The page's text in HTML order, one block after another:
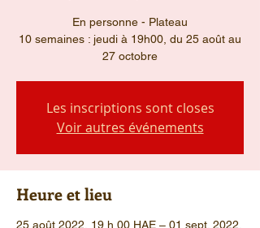
En personne - Plateau
10 semaines : jeudi à 19h00, du 25 août au
27 octobre
Les inscriptions sont closes
Voir autres événements
Heure et lieu
25 août 2022, 19 h 00 HAE – 01 sept. 2022,